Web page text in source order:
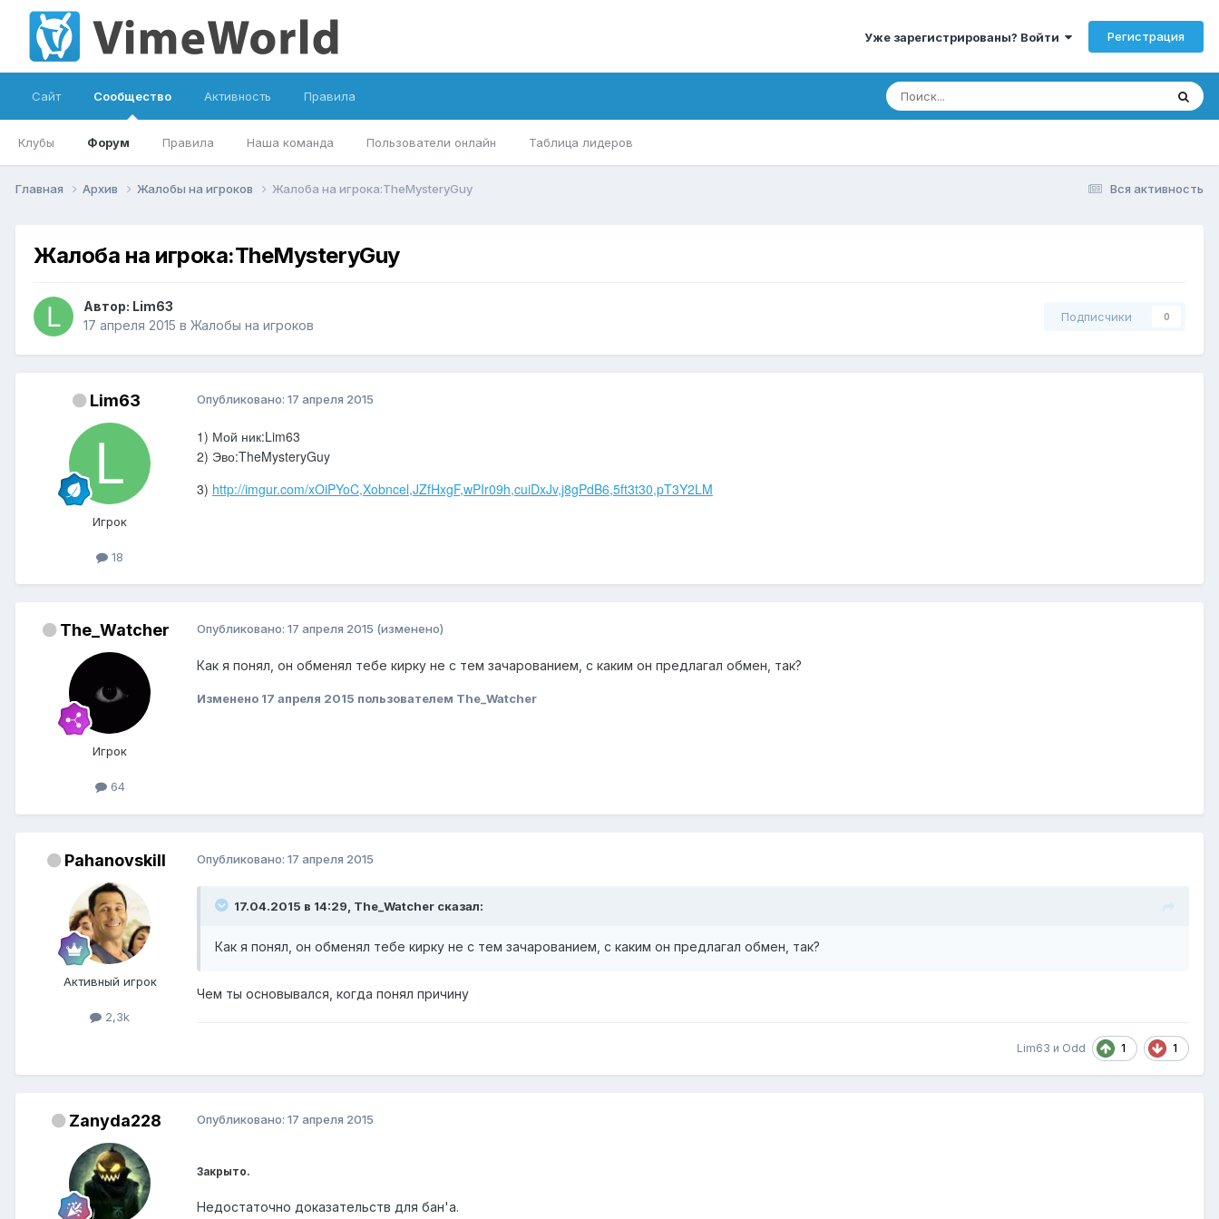
Уже зарегистрированы? Войти Регистрация
Сайт Сообщество
Клубы Форум Правила Наша команда Пользователи онлайн Таблица лидеров
Активность Правила
Вся активность
Главная Архив Жалобы на игроков Жалоба на игрока:TheMysteryGuy
Жалоба на игрока:TheMysteryGuy
Автор: Lim63
17 апреля 2015 в Жалобы на игроков
Подписчики 0
Lim63
Игрок
18
Опубликовано: 17 апреля 2015
1) Мой ник:Lim63
2) Эво:TheMysteryGuy
3) http://imgur.com/xOiPYoC,Xobncel,JZfHxgF,wPIr09h,cuiDxJv,j8gPdB6,5ft3t30,pT3Y2LM
The_Watcher
Игрок
64
Опубликовано: 17 апреля 2015 (изменено)
Как я понял, он обменял тебе кирку не с тем зачарованием, с каким он предлагал обмен, так?
Изменено 17 апреля 2015 пользователем The_Watcher
Pahanovskill
Активный игрок
2,3k
Опубликовано: 17 апреля 2015
17.04.2015 в 14:29, The_Watcher сказал:
Как я понял, он обменял тебе кирку не с тем зачарованием, с каким он предлагал обмен, так?
Чем ты основывался, когда понял причину
Lim63 и Odd 1 1
Zanyda228 Опубликовано: 17 апреля 2015
Закрыто.
Недостаточно доказательств для бан'а.